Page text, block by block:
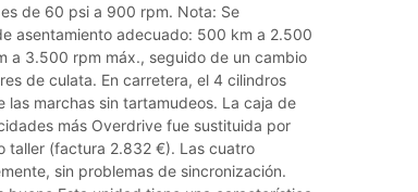
de 60 psi a 900 rpm. Nota: Se
asentamiento adecuado: 500 km a 2.500
a 3.500 rpm máx., seguido de un cambio
de culata. En carretera, el 4 cilindros
las marchas sin tartamudeos. La caja de
más Overdrive fue sustituida por
taller (factura 2.832 €). Las cuatro
sin problemas de sincronización.